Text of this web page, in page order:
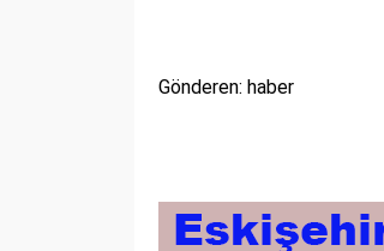
Gönderen: haber